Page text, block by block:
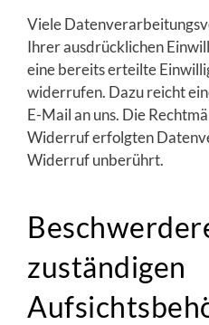
Viele
Ihrer ausdrücklichen
eine bereits erteilte
widerrufen. Dazu reicht
E-Mail an uns. Die
Widerruf erfolgten
Widerruf unberührt.
zuständigen